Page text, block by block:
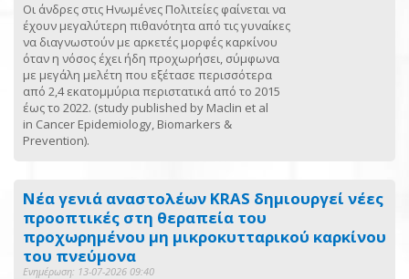
Οι άνδρες στις Ηνωμένες Πολιτείες φαίνεται να
έχουν μεγαλύτερη πιθανότητα από τις γυναίκες
να διαγνωστούν με αρκετές μορφές καρκίνου
όταν η νόσος έχει ήδη προχωρήσει, σύμφωνα
με μεγάλη μελέτη που εξέτασε περισσότερα
από 2,4 εκατομμύρια περιστατικά από το 2015
έως το 2022. (study published by Maclin et al
in Cancer Epidemiology, Biomarkers &
Prevention).
Νέα γενιά αναστολέων KRAS δημιουργεί νέες
προοπτικές στη θεραπεία του
προχωρημένου μη μικροκυτταρικού καρκίνου
του πνεύμονα
Ενημέρωση: 13-07-2026 09:40